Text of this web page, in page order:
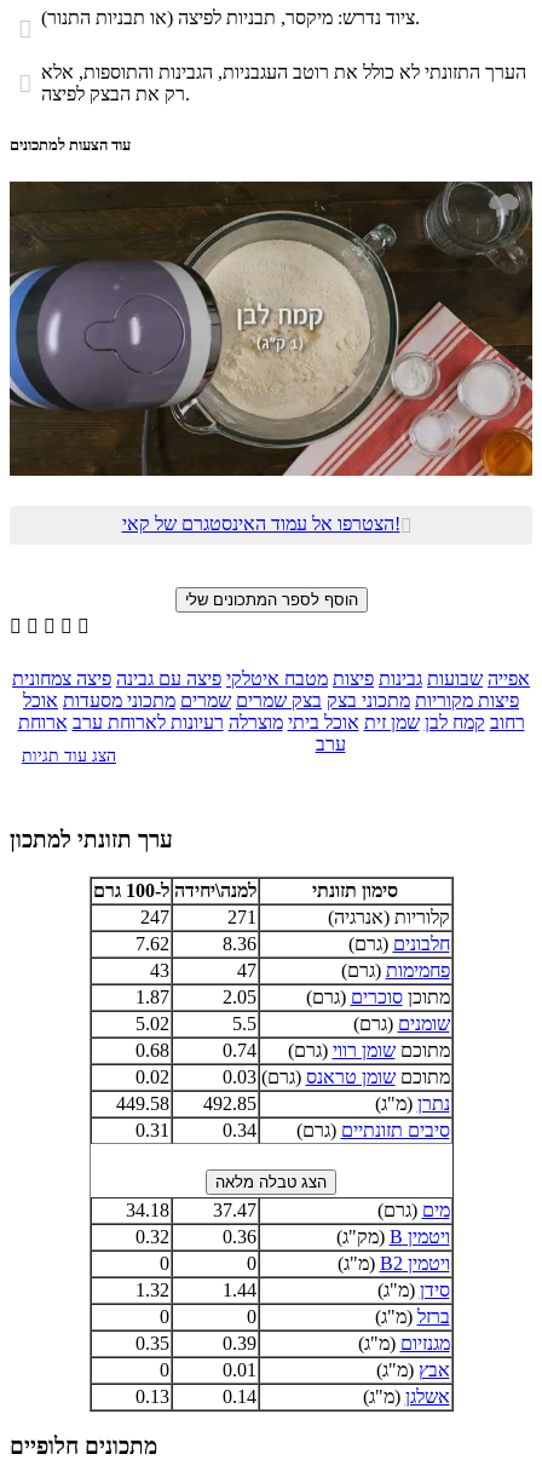
 ציוד נדרש: מיקסר, תבניות לפיצה (או תבניות התנור).
 הערך התזונתי לא כולל את רוטב העגבניות, הגבינות והתוספות, אלא
רק את הבצק לפיצה.
עוד הצעות למתכונים
הצטרפו אל עמוד האינסטגרם של קאי!
    
אפייה שבועות גבינות פיצות מטבח איטלקי פיצה עם גבינה פיצה צמחונית
פיצות מקוריות מתכוני בצק בצק שמרים שמרים מתכוני מסעדות אוכל
רחוב קמח לבן שמן זית אוכל ביתי מוצרלה רעיונות לארוחת ערב ארוחת
ערב
הצג עוד תגיות
ערך תזונתי למתכון
סימון תזונתי למנה\יחידה ל-100 גרם
קלוריות (אנרגיה)
271
247
חלבונים (גרם) 8.36
7.62
פחמימות (גרם) 47
43
מתוכןסוכרים (גרם) 2.05
1.87
שומנים (גרם) 5.5
5.02
מתוכםשומן רווי (גרם) 0.74
0.68
מתוכםשומן טראנס (גרם) 0.03
0.02
נתרן (מ"ג) 492.85
449.58
סיבים תזונתיים (גרם) 0.34
0.31
מים (גרם) 37.47
34.18
ויטמין B
(מק"ג) 0.36
0.32
ויטמין B2
(מ"ג) 0
0
סידן (מ"ג) 1.44
1.32
ברזל (מ"ג) 0
0
מגנזיום (מ"ג) 0.39
0.35
אבץ (מ"ג) 0.01
0
אשלגן (מ"ג) 0.14
0.13
מתכונים חלופיים